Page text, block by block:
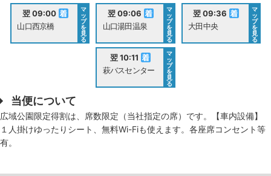
翌 09:00
山口西京橋
マ
ッ
プ
を
見
る
翌 09:06
山口湯田温泉
マ
ッ
プ
を
見
る
翌 09:36
大田中央
マ
ッ
プ
を
見
る
翌 10:11
萩バスセンター
マ
ッ
プ
を
見
る
当便について
広域公園限定得割は、席数限定（当社指定の席）です。【車内設備】
１人掛けゆったりシート、無料Wi-Fiも使えます。各座席コンセント等
有。